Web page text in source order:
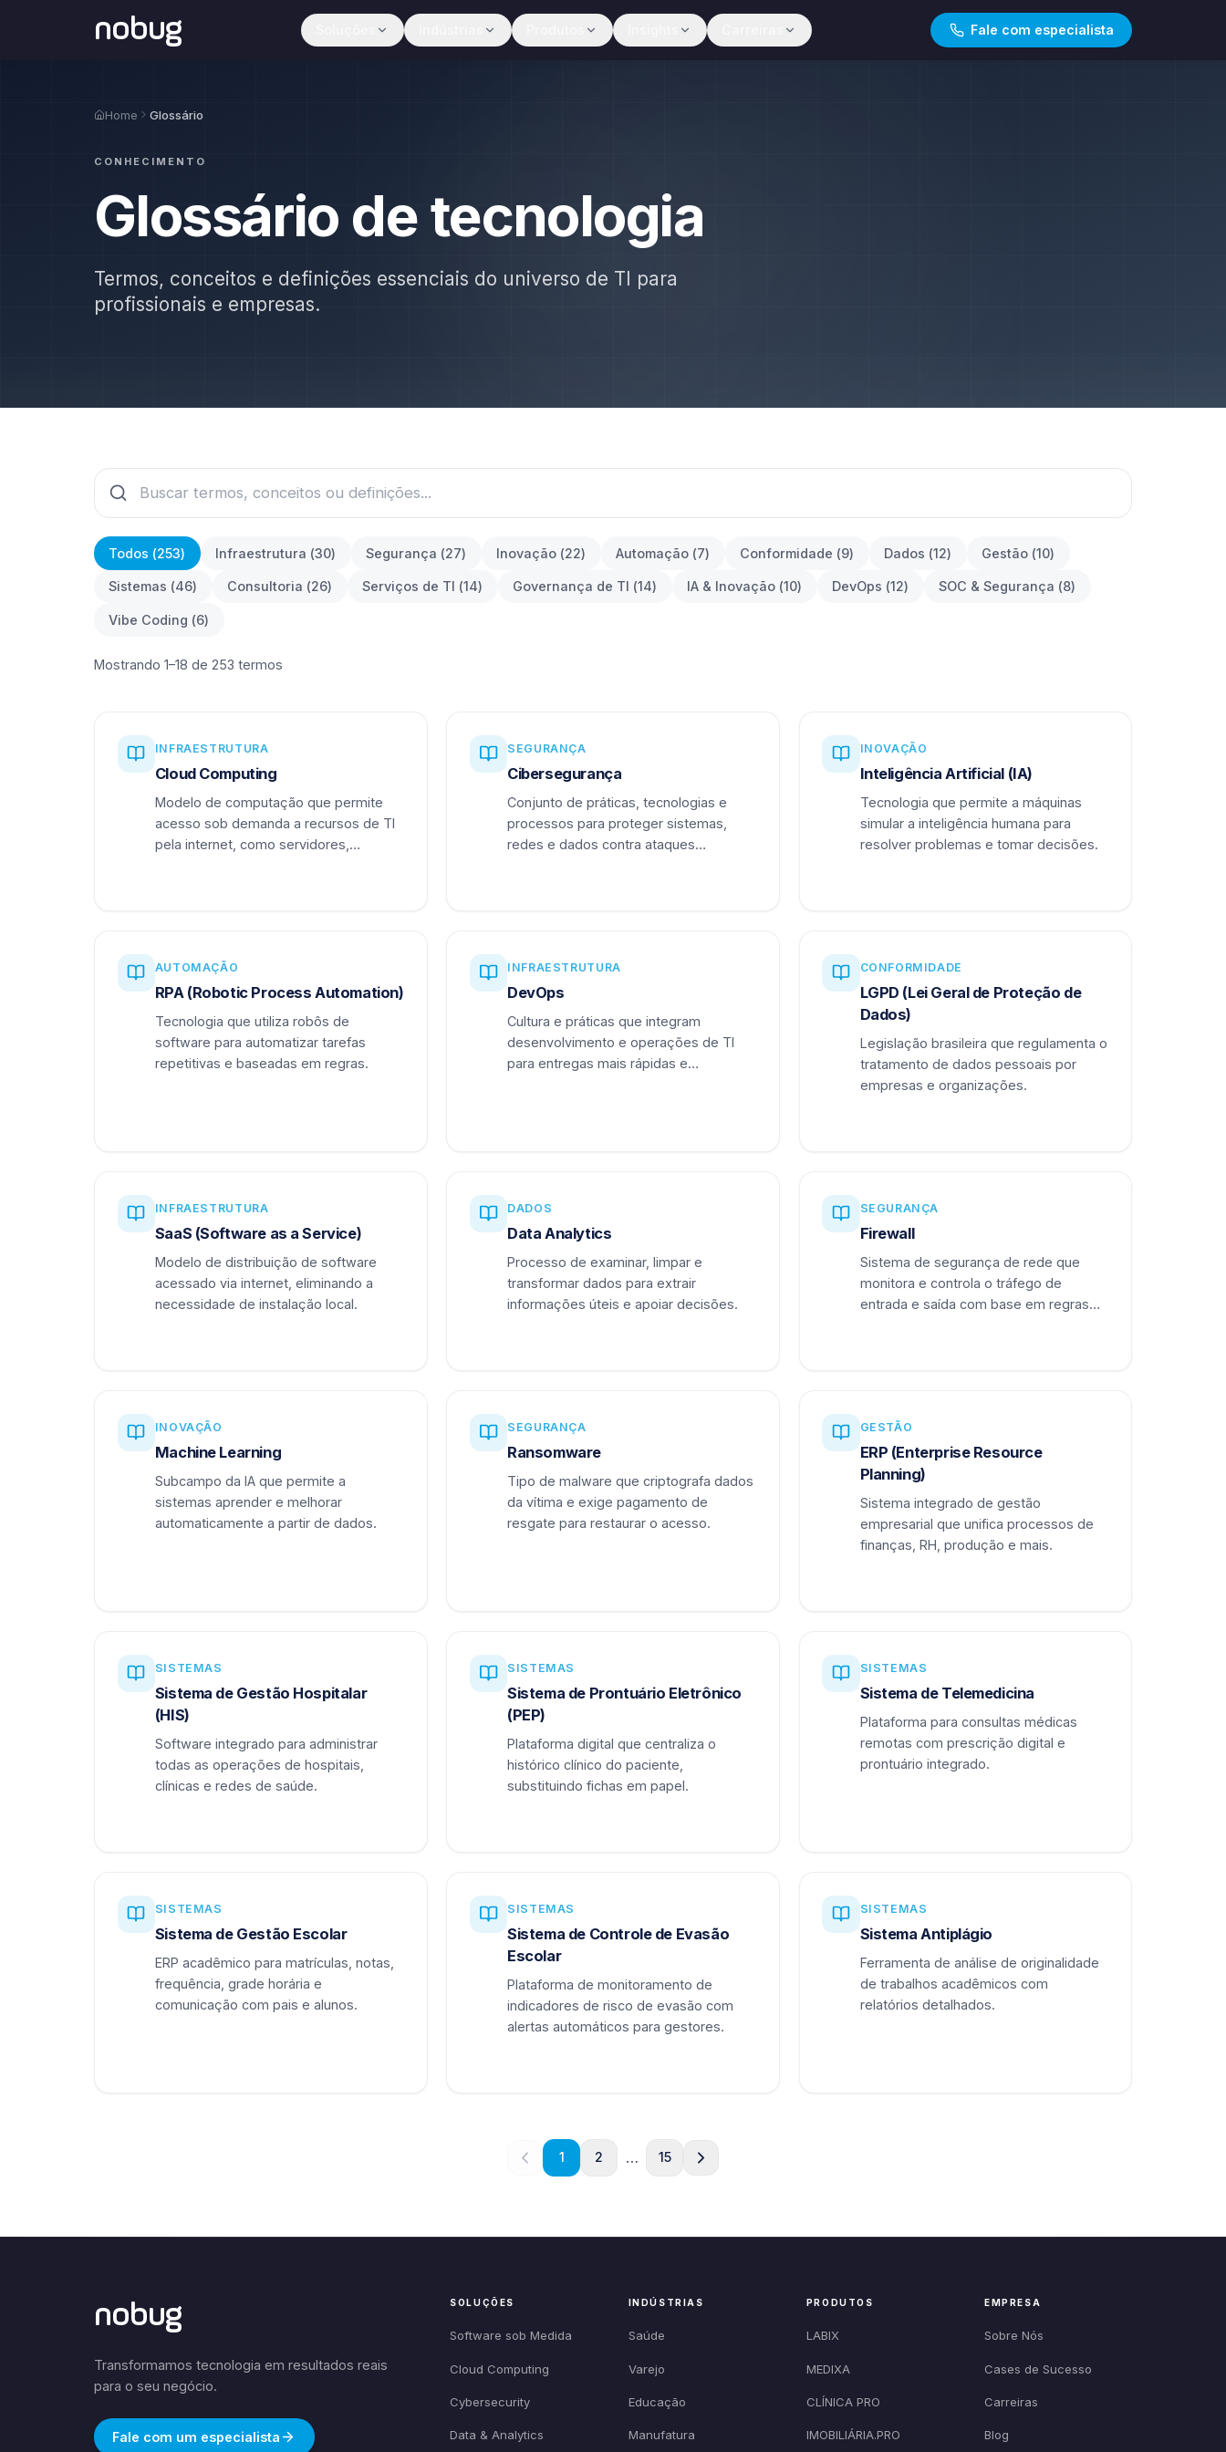
nobug Fale com especialista
Home Glossário
CONHECIMENTO
Glossário de tecnologia
Termos, conceitos e definições essenciais do universo de TI para
profissionais e empresas.
Todos (253) Infraestrutura (30) Segurança (27) Inovação (22) Automação (7) Conformidade (9) Dados (12) Gestão (10)
Sistemas (46) Consultoria (26) Serviços de TI (14) Governança de TI (14) IA & Inovação (10) DevOps (12) SOC & Segurança (8)
Vibe Coding (6)
Mostrando 1–18 de 253 termos
INFRAESTRUTURA
Cloud Computing
Modelo de computação que permite
acesso sob demanda a recursos de TI
pela internet, como servidores,
SEGURANÇA
Cibersegurança
Conjunto de práticas, tecnologias e
processos para proteger sistemas,
redes e dados contra ataques
INOVAÇÃO
Inteligência Artificial (IA)
Tecnologia que permite a máquinas
simular a inteligência humana para
resolver problemas e tomar decisões.
AUTOMAÇÃO
RPA (Robotic Process Automation)
Tecnologia que utiliza robôs de
software para automatizar tarefas
repetitivas e baseadas em regras.
INFRAESTRUTURA
DevOps
Cultura e práticas que integram
desenvolvimento e operações de TI
para entregas mais rápidas e
CONFORMIDADE
LGPD (Lei Geral de Proteção de
Dados)
Legislação brasileira que regulamenta o
tratamento de dados pessoais por
empresas e organizações.
INFRAESTRUTURA
SaaS (Software as a Service)
Modelo de distribuição de software
acessado via internet, eliminando a
necessidade de instalação local.
DADOS
Data Analytics
Processo de examinar, limpar e
transformar dados para extrair
informações úteis e apoiar decisões.
SEGURANÇA
Firewall
Sistema de segurança de rede que
monitora e controla o tráfego de
entrada e saída com base em regras
INOVAÇÃO
Machine Learning
Subcampo da IA que permite a
sistemas aprender e melhorar
automaticamente a partir de dados.
SEGURANÇA
Ransomware
Tipo de malware que criptografa dados
da vítima e exige pagamento de
resgate para restaurar o acesso.
GESTÃO
ERP (Enterprise Resource
Planning)
Sistema integrado de gestão
empresarial que unifica processos de
finanças, RH, produção e mais.
SISTEMAS
Sistema de Gestão Hospitalar
(HIS)
Software integrado para administrar
todas as operações de hospitais,
clínicas e redes de saúde.
SISTEMAS
Sistema de Prontuário Eletrônico
(PEP)
Plataforma digital que centraliza o
histórico clínico do paciente,
substituindo fichas em papel.
SISTEMAS
Sistema de Telemedicina
Plataforma para consultas médicas
remotas com prescrição digital e
prontuário integrado.
SISTEMAS
Sistema de Gestão Escolar
ERP acadêmico para matrículas, notas,
frequência, grade horária e
comunicação com pais e alunos.
SISTEMAS
Sistema de Controle de Evasão
Escolar
Plataforma de monitoramento de
indicadores de risco de evasão com
alertas automáticos para gestores.
SISTEMAS
Sistema Antiplágio
Ferramenta de análise de originalidade
de trabalhos acadêmicos com
relatórios detalhados.
1 2 … 15
nobug
Transformamos tecnologia em resultados reais
para o seu negócio.
Fale com um especialista
SOLUÇÕES
Software sob Medida
Cloud Computing
Cybersecurity
Data & Analytics
INDÚSTRIAS
Saúde
Varejo
Educação
Manufatura
PRODUTOS
LABIX
MEDIXA
CLÍNICA PRO
IMOBILIÁRIA.PRO
EMPRESA
Sobre Nós
Cases de Sucesso
Carreiras
Blog